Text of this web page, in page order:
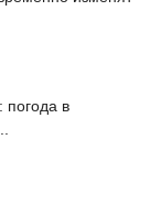
погода в